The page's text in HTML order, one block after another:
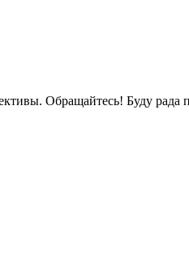
Обращайтесь! Буду рада